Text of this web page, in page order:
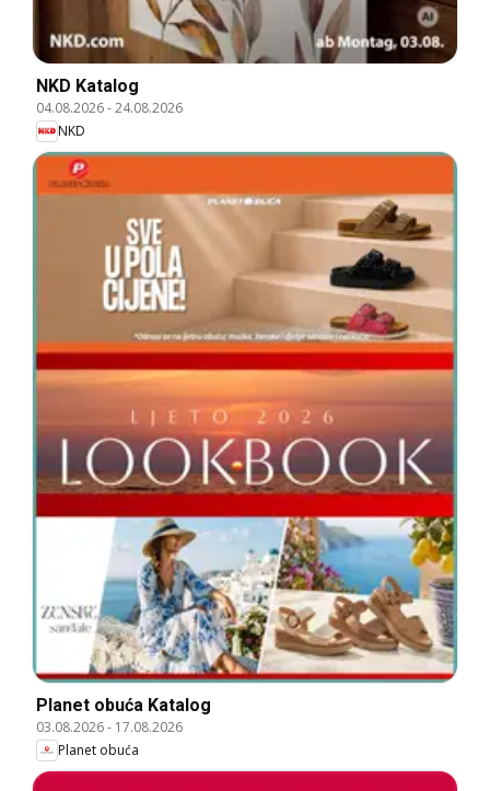
NKD Katalog
04.08.2026-24.08.2026
NKD
Planet obuća Katalog
03.08.2026- 17.08.2026
Planet obuća